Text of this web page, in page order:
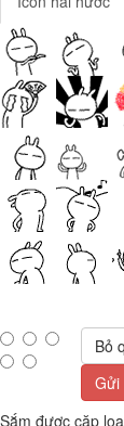
Bỏ
Gửi
Sắm được cặp